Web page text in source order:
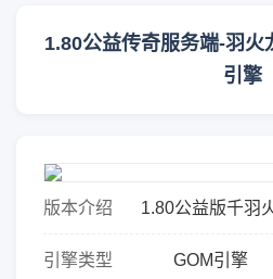
1.80公益传奇服务端-羽火
引擎
版本介绍
1.80公益版千羽
验！【游戏简介
引擎类型 GOM引擎